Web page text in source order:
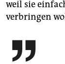
weil sie
verbringen
